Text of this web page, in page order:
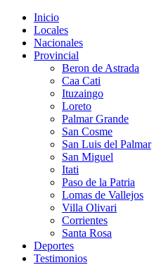
Inicio
Locales
Nacionales
Provincial
Beron de Astrada
Caa Cati
Ituzaingo
Loreto
Palmar Grande
San Cosme
San Luis del Palmar
San Miguel
Itati
Paso de la Patria
Lomas de Vallejos
Villa Olivari
Corrientes
Santa Rosa
Deportes
Testimonios